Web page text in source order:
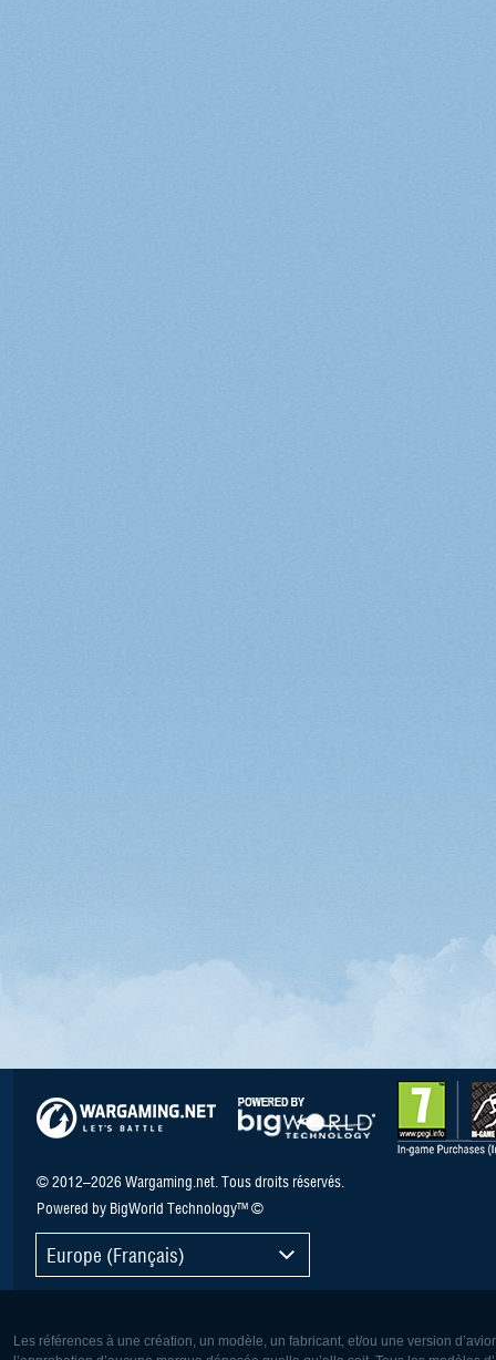
© 2012–2026 Wargaming.net. Tous droits réservés.
Powered by BigWorld Technology™ ©
Europe (Français)
Les références à une création, un modèle, un fabricant, et/ou une version